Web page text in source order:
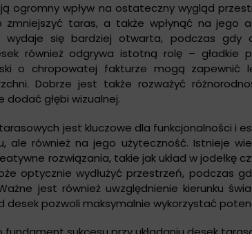
ogromny wpływ na ostateczny wygląd
zmniejszyć taras, a także wpłynąć na jego
wydaje się bardziej otwarta, podczas gdy
również odgrywa istotną rolę – gładkie
o chropowatej fakturze mogą zapewnić
Dobrze jest także rozważyć
głębi wizualnej.
jest kluczowe dla funkcjonalności i
ale również na jego użyteczność. Istnieje
rozwiązania, takie jak układ w jodełkę
optycznie wydłużyć przestrzeń, podczas
jest również uwzględnienie kierunku
desek pozwoli maksymalnie wykorzystać